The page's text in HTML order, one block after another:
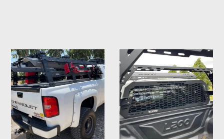
AÑADIR AL CARRITO
/
DETALLES
DETALLES